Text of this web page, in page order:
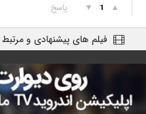
▲
1
▼ پاسخ
فیلم های پیشنهادی و مرتبط